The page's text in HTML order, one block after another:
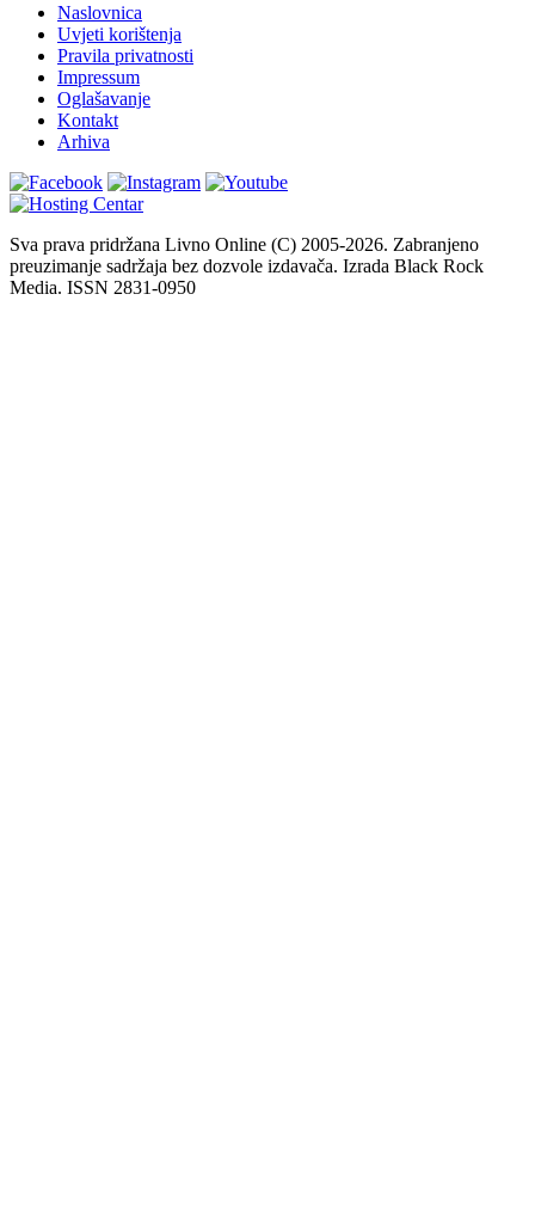
Naslovnica
Uvjeti korištenja
Pravila privatnosti
Impressum
Oglašavanje
Kontakt
Arhiva
Sva prava pridržana Livno Online (C) 2005-2026. Zabranjeno
preuzimanje sadržaja bez dozvole izdavača. Izrada Black Rock
Media. ISSN 2831-0950